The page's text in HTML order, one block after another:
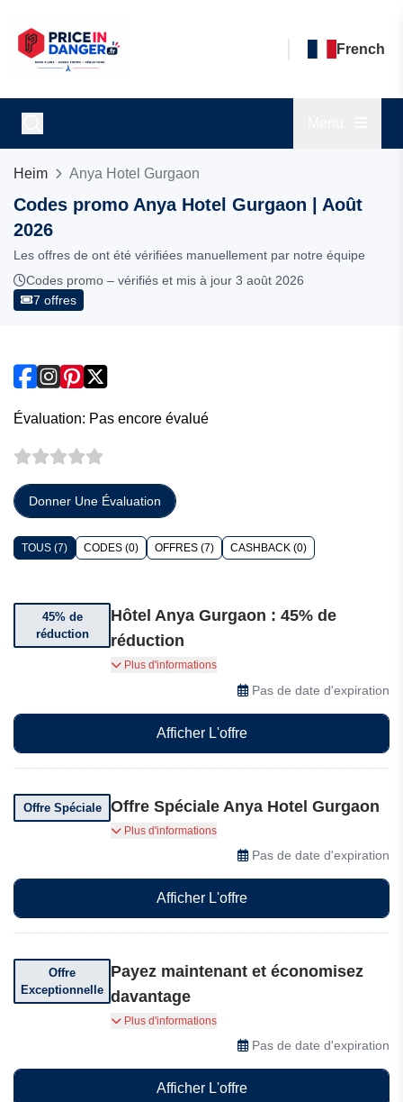
French
Heim Anya Hotel Gurgaon
Codes promo Anya Hotel Gurgaon | Août
2026
Les offres de ont été vérifiées manuellement par notre équipe
Codes promo – vérifiés et mis à jour 3 août 2026
7 offres
Évaluation: Pas encore évalué
Donner Une Évaluation
TOUS (7) CODES (0) OFFRES (7) CASHBACK (0)
45% de
réduction
Hôtel Anya Gurgaon : 45% de
réduction
Bénéficiez jusqu’à 45% de réduction sur une
sélection de réservations
Plus d'informations
Pas de date d'expiration
Afficher L'offre
Offre Spéciale Offre Spéciale Anya Hotel Gurgaon
Petit-déjeuner inclus en formule DELUX
Plus d'informations
Pas de date d'expiration
Afficher L'offre
Offre
Exceptionnelle
Payez maintenant et économisez
davantage
Payez maintenant et économisez davantage –
Bénéficiez de tarifs réduits exclusifs en payant
en avance sur les réservations non
remboursables!
Plus d'informations
Pas de date d'expiration
Afficher L'offre